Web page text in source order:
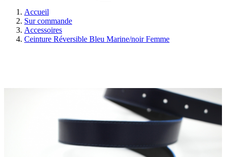
Accueil
Sur commande
Accessoires
Ceinture Réversible Bleu Marine/noir Femme